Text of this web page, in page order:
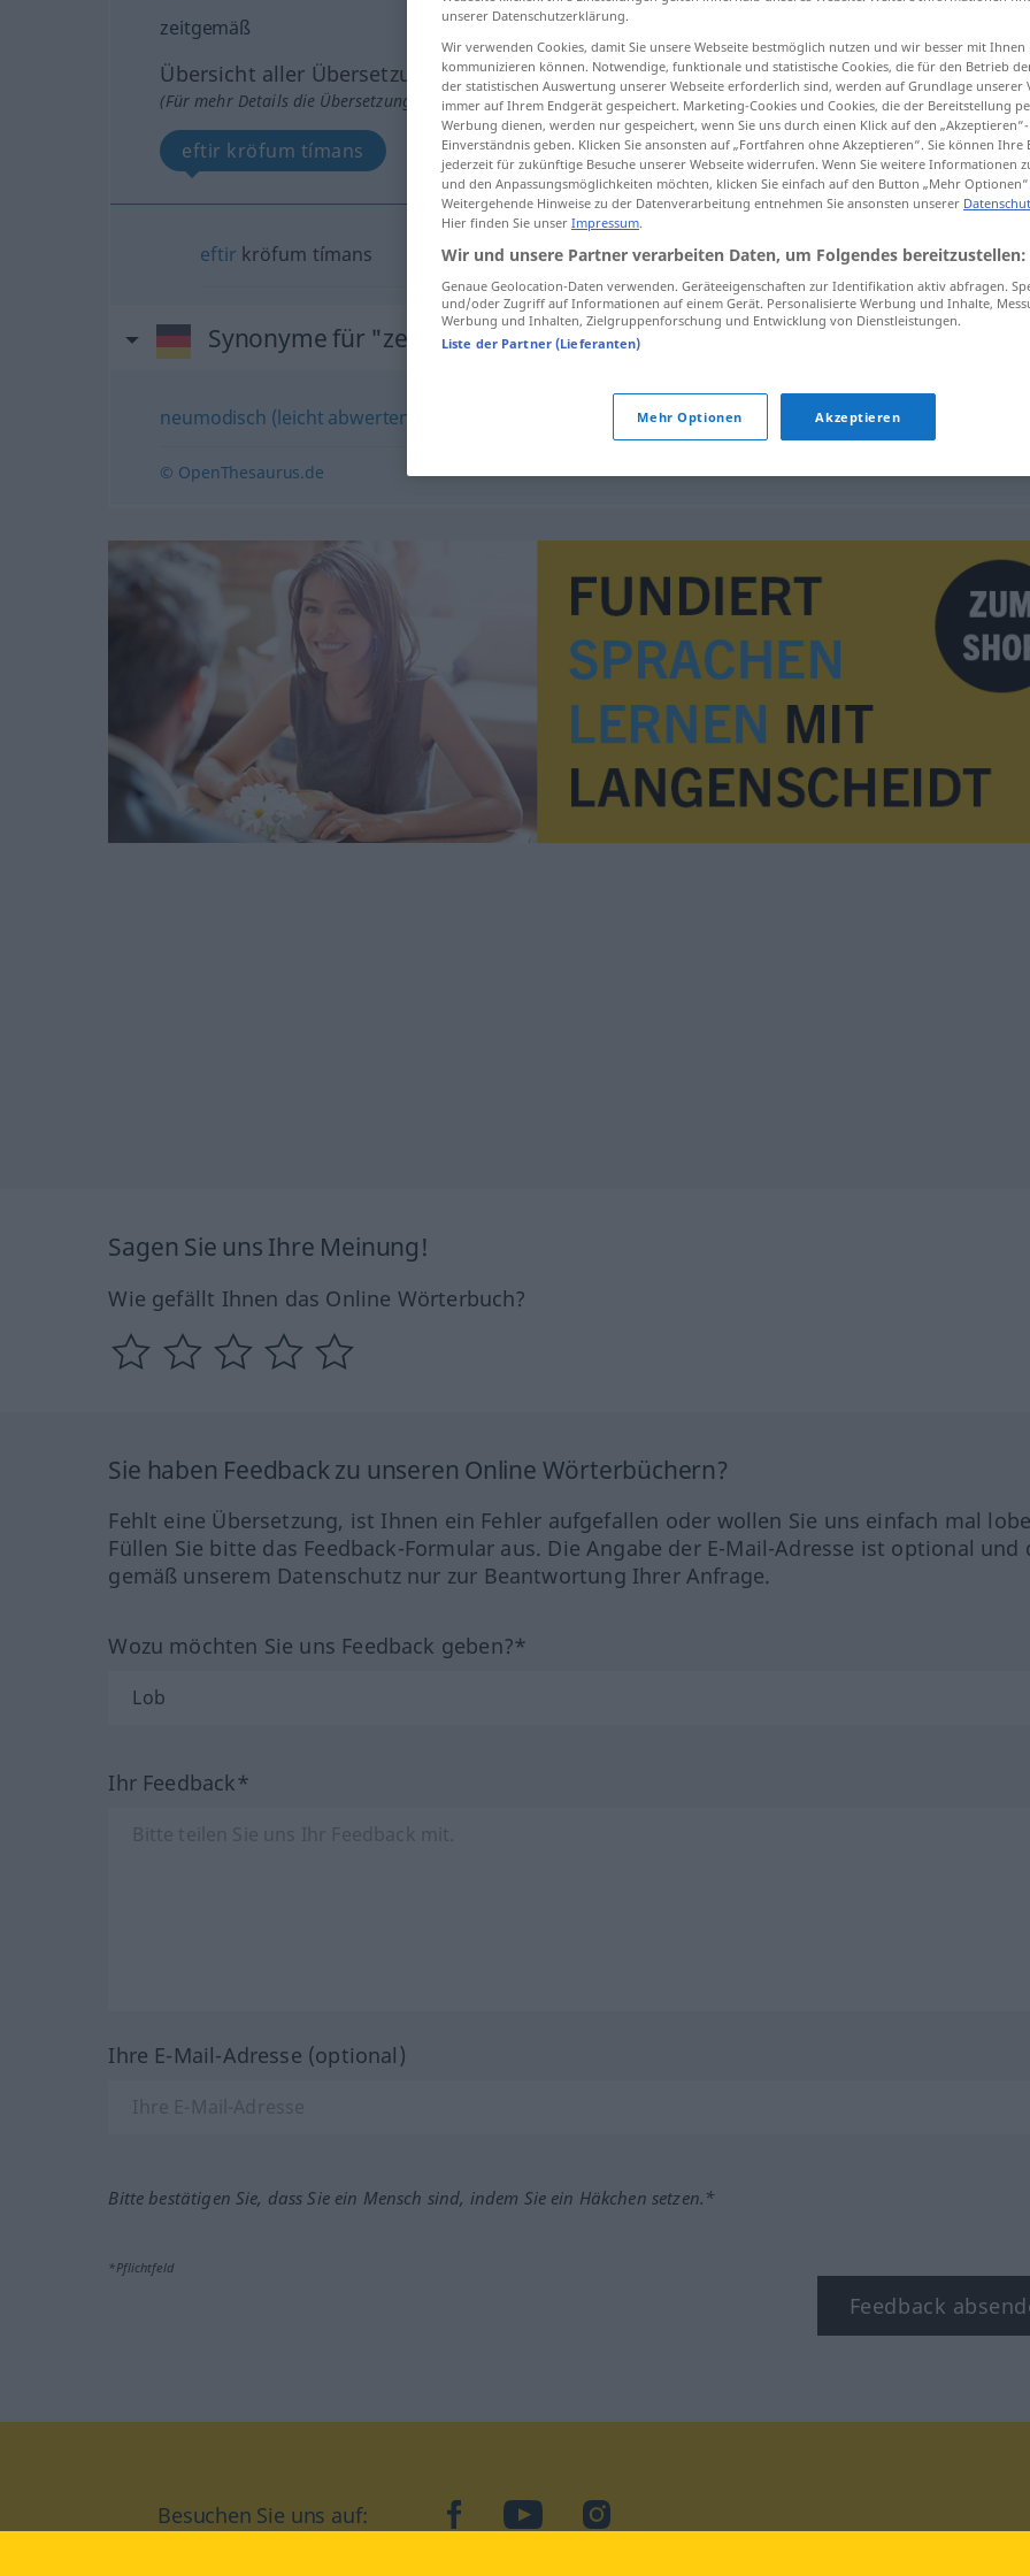
zeitgemäß
Übersicht aller Übersetzungen
(Für mehr Details die Übersetzung anklicken/antippen)
eftir kröfum tímans
eftir kröfum tímans zeitgemäß
Synonyme für "zeitgemäß"
neumodisch (leicht abwertend)
© OpenThesaurus.de
Sagen Sie uns Ihre Meinung!
Wie gefällt Ihnen das Online Wörterbuch?
Sie haben Feedback zu unseren Online Wörterbüchern?
Fehlt eine Übersetzung, ist Ihnen ein Fehler aufgefallen oder wollen Sie uns einfach mal
Füllen Sie bitte das Feedback-Formular aus. Die Angabe der E-Mail-Adresse ist optional und
gemäß unserem Datenschutz nur zur Beantwortung Ihrer Anfrage.
Wozu möchten Sie uns Feedback geben?*
Ihr Feedback*
Ihre E-Mail-Adresse (optional)
Bitte bestätigen Sie, dass Sie ein Mensch sind, indem Sie ein Häkchen setzen.*
*Pflichtfeld
Feedback
Besuchen Sie uns auf: facebookYouTubeInstagram
unserer Datenschutzerklärung.
Wir verwenden Cookies, damit Sie unsere Webseite bestmöglich nutzen und wir besser mit Ihnen
kommunizieren können. Notwendige, funktionale und statistische Cookies, die für den Betrieb
der statistischen Auswertung unserer Webseite erforderlich sind, werden auf Grundlage unserer
immer auf Ihrem Endgerät gespeichert. Marketing-Cookies und Cookies, die der Bereitstellung
Werbung dienen, werden nur gespeichert, wenn Sie uns durch einen Klick auf den
Einverständnis geben. Klicken Sie ansonsten auf „Fortfahren ohne Akzeptieren“. Sie können
jederzeit für zukünftige Besuche unserer Webseite widerrufen. Wenn Sie weitere Informationen
und den Anpassungsmöglichkeiten möchten, klicken Sie einfach auf den Button „Mehr
Weitergehende Hinweise zu der Datenverarbeitung entnehmen Sie ansonsten unserer
Hier finden Sie unser Impressum.
Wir und unsere Partner verarbeiten Daten, um Folgendes bereitzustellen:
Genaue Geolocation-Daten verwenden. Geräteeigenschaften zur Identifikation aktiv abfragen.
und/oder Zugriff auf Informationen auf einem Gerät. Personalisierte Werbung und Inhalte,
Werbung und Inhalten, Zielgruppenforschung und Entwicklung von Dienstleistungen.
Liste der Partner (Lieferanten)
Mehr Optionen Akzeptieren